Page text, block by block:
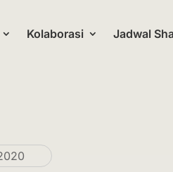
Kolaborasi Jadwal